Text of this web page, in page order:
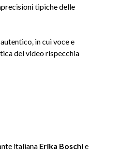
tipiche delle
in cui voce e
del video rispecchia
italiana Erika Boschie